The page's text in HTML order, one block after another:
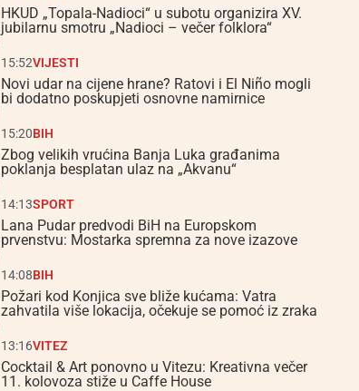
HKUD „Topala-Nadioci“ u subotu organizira XV.
jubilarnu smotru „Nadioci – večer folklora“
15:52VIJESTI
Novi udar na cijene hrane? Ratovi i El Niño mogli
bi dodatno poskupjeti osnovne namirnice
15:20BIH
Zbog velikih vrućina Banja Luka građanima
poklanja besplatan ulaz na „Akvanu“
14:13SPORT
Lana Pudar predvodi BiH na Europskom
prvenstvu: Mostarka spremna za nove izazove
14:08BIH
Požari kod Konjica sve bliže kućama: Vatra
zahvatila više lokacija, očekuje se pomoć iz zraka
13:16VITEZ
Cocktail & Art ponovno u Vitezu: Kreativna večer
11. kolovoza stiže u Caffe House